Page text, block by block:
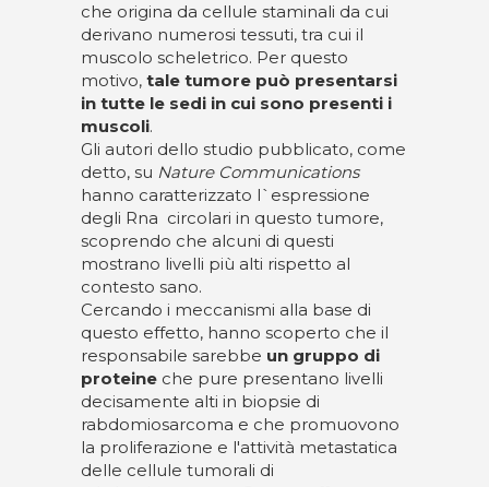
che origina da cellule staminali da cui
derivano numerosi tessuti, tra cui il
muscolo scheletrico. Per questo
motivo, tale tumore può presentarsi
in tutte le sedi in cui sono presenti i
muscoli.
Gli autori dello studio pubblicato, come
detto, su Nature Communications
hanno caratterizzato l`espressione
degli Rna circolari in questo tumore,
scoprendo che alcuni di questi
mostrano livelli più alti rispetto al
contesto sano.
Cercando i meccanismi alla base di
questo effetto, hanno scoperto che il
responsabile sarebbe un gruppo di
proteine che pure presentano livelli
decisamente alti in biopsie di
rabdomiosarcoma e che promuovono
la proliferazione e l'attività metastatica
delle cellule tumorali di